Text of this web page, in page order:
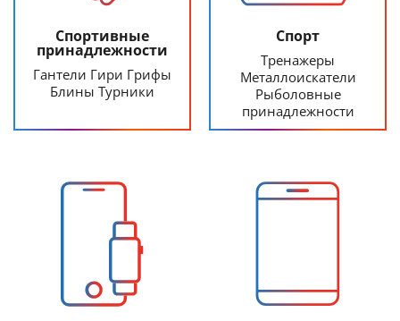
Спортивные
принадлежности
Гантели Гири Грифы
Блины Турники
Спорт
Тренажеры
Металлоискатели
Рыболовные
принадлежности